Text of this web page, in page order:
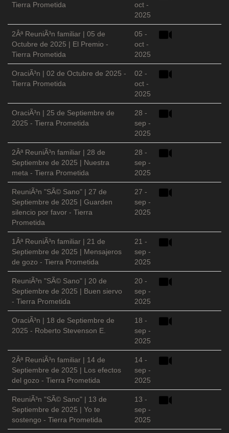
Tierra Prometida
oct -
2025
2Âª ReuniÃ³n familiar | 05 de
Octubre de 2025 | El Premio -
Tierra Prometida
05 -
oct -
2025
OraciÃ³n | 02 de Octubre de 2025 -
Tierra Prometida
02 -
oct -
2025
OraciÃ³n | 25 de Septiembre de
2025 - Tierra Prometida
28 -
sep -
2025
2Âª ReuniÃ³n familiar | 28 de
Septiembre de 2025 | Nuestra
meta - Tierra Prometida
28 -
sep -
2025
ReuniÃ³n "SÃ© Sano" | 27 de
Septiembre de 2025 | Guarden
silencio por favor - Tierra
Prometida
27 -
sep -
2025
1Âª ReuniÃ³n familiar | 21 de
Septiembre de 2025 | Mensajeros
de gozo - Tierra Prometida
21 -
sep -
2025
ReuniÃ³n "SÃ© Sano" | 20 de
Septiembre de 2025 | Buen siervo
- Tierra Prometida
20 -
sep -
2025
OraciÃ³n | 18 de Septiembre de
2025 - Roberto Stevenson E.
18 -
sep -
2025
2Âª ReuniÃ³n familiar | 14 de
Septiembre de 2025 | Los efectos
del gozo - Tierra Prometida
14 -
sep -
2025
ReuniÃ³n "SÃ© Sano" | 13 de
Septiembre de 2025 | Yo te
sostengo - Tierra Prometida
13 -
sep -
2025